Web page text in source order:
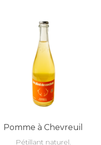
Pomme à Chevreuil
Pétillant naturel.